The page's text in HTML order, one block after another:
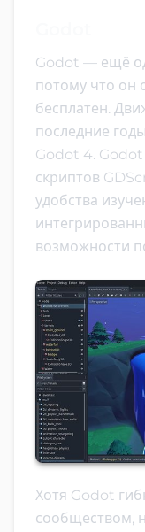
Godot — ещё
потому что он
бесплатен.
последние
Godot 4. Godot
скриптов
удобства
возможности
Хотя Godot
сообществом,